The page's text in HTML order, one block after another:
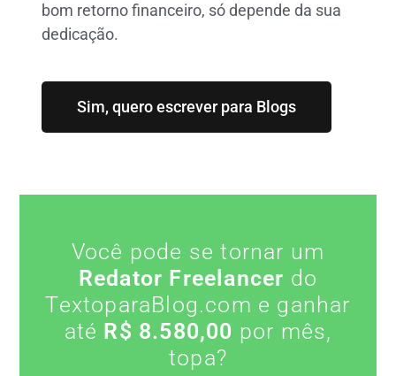
bom retorno financeiro, só depende da sua
dedicação.
Sim, quero escrever para Blogs
Você pode se tornar um
Redator Freelancer do
TextoparaBlog.com e ganhar
até R$ 8.580,00 por mês,
topa?